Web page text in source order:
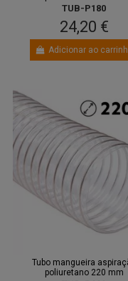
TUB-P180
24,20 €
Adicionar ao
Tubo mangueira
poliuretano 220 mm